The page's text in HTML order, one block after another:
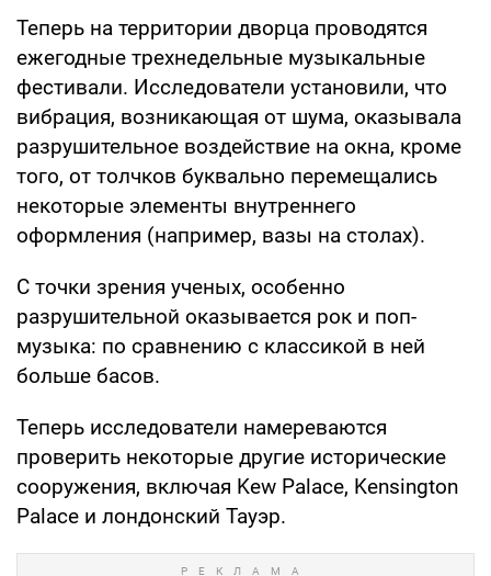
Теперь на территории дворца проводятся
ежегодные трехнедельные музыкальные
фестивали. Исследователи установили, что
вибрация, возникающая от шума, оказывала
разрушительное воздействие на окна, кроме
того, от толчков буквально перемещались
некоторые элементы внутреннего
оформления (например, вазы на столах).
С точки зрения ученых, особенно
разрушительной оказывается рок и поп-
музыка: по сравнению с классикой в ней
больше басов.
Теперь исследователи намереваются
проверить некоторые другие исторические
сооружения, включая Kew Palace, Kensington
Palace и лондонский Тауэр.